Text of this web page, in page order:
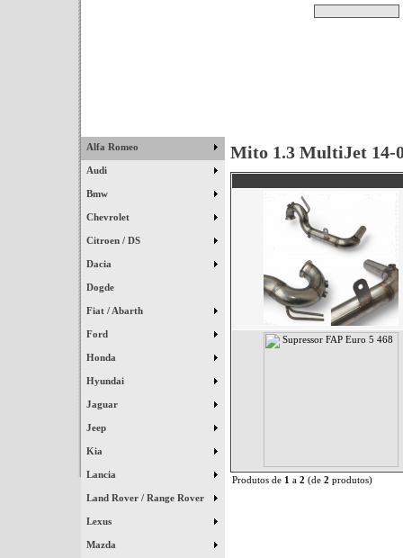
Alfa Romeo
Audi
Bmw
Chevrolet
Citroen / DS
Dacia
Dogde
Fiat / Abarth
Ford
Honda
Hyundai
Jaguar
Jeep
Kia
Lancia
Land Rover / Range Rover
Lexus
Mazda
Mito 1.3 MultiJet 14-
Produtos de 1 a 2 (de 2 produtos)